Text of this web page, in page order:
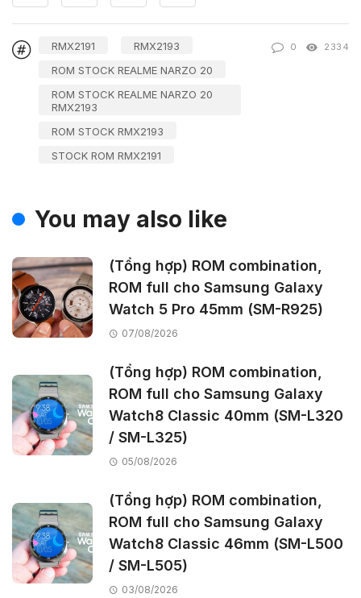
RMX2191
RMX2193
ROM STOCK REALME NARZO 20
ROM STOCK REALME NARZO 20
RMX2193
ROM STOCK RMX2193
STOCK ROM RMX2191
0 2334
You may also like
(Tổng hợp) ROM combination,
ROM full cho Samsung Galaxy
Watch 5 Pro 45mm (SM-R925)
07/08/2026
(Tổng hợp) ROM combination,
ROM full cho Samsung Galaxy
Watch8 Classic 40mm (SM-L320
/ SM-L325)
05/08/2026
(Tổng hợp) ROM combination,
ROM full cho Samsung Galaxy
Watch8 Classic 46mm (SM-L500
/ SM-L505)
03/08/2026